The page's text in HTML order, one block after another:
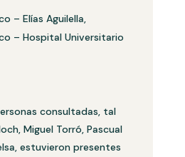
– Elías Aguilella,
– Hospital Universitario
consultadas, tal
Miguel Torró, Pascual
estuvieron presentes